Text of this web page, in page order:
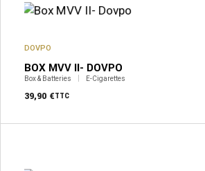
DOVPO
BOX MVV II- DOVPO
Box & Batteries E-Cigarettes
39,90 €TTC